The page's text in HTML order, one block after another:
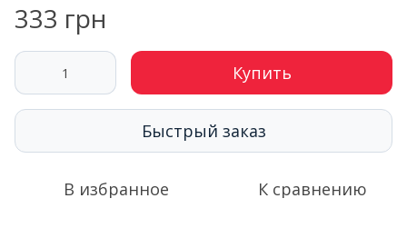
333 грн
Купить
Быстрый заказ
В избранное К сравнению